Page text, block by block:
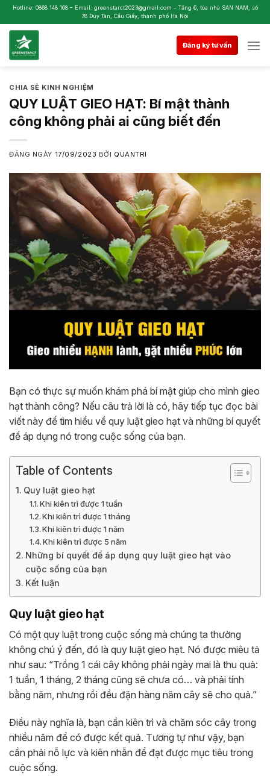
Skip
to
content
Hotline: 0868 148 168 – Email: greenstarct2023@gmail.com – Tầng 6, tòa nhà SAN NAM, số
78 Duy Tân, Cầu Giấy, thành phố Hà Nội
Đăng ký tư vấn
CHIA SẺ KINH NGHIỆM
QUY LUẬT GIEO HẠT: Bí mật thành
công không phải ai cũng biết đến
ĐĂNG NGÀY 17/09/2023 BỞI QUANTRI
Bạn có thực sự muốn khám phá bí mật giúp cho mình gieo
hạt thành công? Nếu câu trả lời là có, hãy tiếp tục đọc bài
viết này để tìm hiểu về quy luật gieo hạt và những bí quyết
để áp dụng nó trong cuộc sống của bạn.
Table of Contents
Quy luật gieo hạt
Khi kiên trì được 1 tuần
Khi kiên trì được 1 tháng
Khi kiên trì được 1 năm
Khi kiên trì được 5 năm
Những bí quyết để áp dụng quy luật gieo hạt vào
cuộc sống của bạn
Kết luận
Quy luật gieo hạt
Có một quy luật trong cuộc sống mà chúng ta thường
không chú ý đến, đó là quy luật gieo hạt. Nó được miêu tả
như sau: “Trồng 1 cái cây không phải ngày mai là thu quả:
1 tuần, 1 tháng, 2 tháng cũng sẽ chưa có… và phải tính
bằng năm, nhưng rồi đều đặn hàng năm cây sẽ cho quả.”
Điều này nghĩa là, bạn cần kiên trì và chăm sóc cây trong
nhiều năm để có được kết quả. Tương tự như vậy, bạn
cần phải nỗ lực và kiên nhẫn để đạt được mục tiêu trong
cuộc sống.